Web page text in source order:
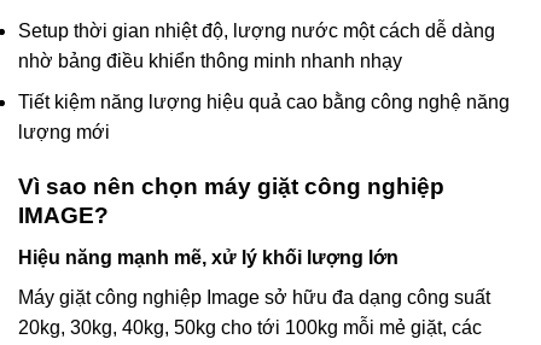
Setup thời gian nhiệt độ, lượng nước một cách dễ dàng
nhờ bảng điều khiển thông minh nhanh nhạy
Tiết kiệm năng lượng hiệu quả cao bằng công nghệ năng
lượng mới
Vì sao nên chọn máy giặt công nghiệp
IMAGE?
Hiệu năng mạnh mẽ, xử lý khối lượng lớn
Máy giặt công nghiệp Image sở hữu đa dạng công suất
20kg, 30kg, 40kg, 50kg cho tới 100kg mỗi mẻ giặt, các